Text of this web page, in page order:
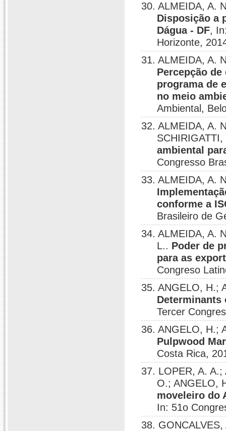
30. ALMEIDA, A.
Disposição a
Dágua - DF,
Horizonte,
31. ALMEIDA, A.
Percepção
programa de
no meio
Ambiental,
32. ALMEIDA, A.
ambiental
Congresso
33. ALMEIDA, A.
conforme a
Brasileiro de
34. ALMEIDA, A.
L.. Poder de
para as
Congreso
35. ANGELO, H.;
Tercer
36. ANGELO, H.;
Pulpwood
Costa Rica,
37. LOPER, A.
O.; ANGELO,
moveleiro do
In: 51o
38.